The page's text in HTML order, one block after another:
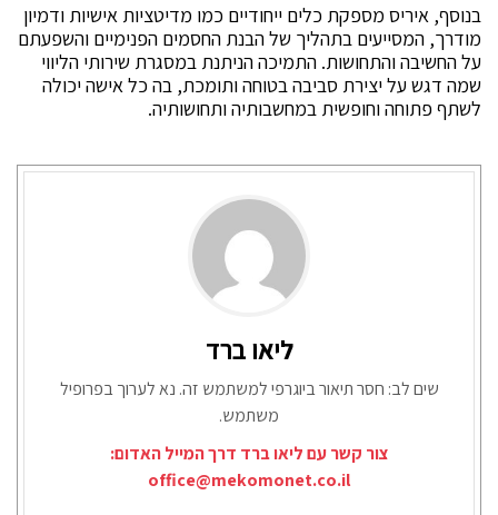
בנוסף, איריס מספקת כלים ייחודיים כמו מדיטציות אישיות ודמיון
מודרך, המסייעים בתהליך של הבנת החסמים הפנימיים והשפעתם
על החשיבה והתחושות. התמיכה הניתנת במסגרת שירותי הליווי
שמה דגש על יצירת סביבה בטוחה ותומכת, בה כל אישה יכולה
לשתף פתוחה וחופשית במחשבותיה ותחושותיה.
ליאו ברד
שים לב: חסר תיאור ביוגרפי למשתמש זה. נא לערוך בפרופיל
משתמש.
צור קשר עם ליאו ברד דרך המייל האדום:
office@mekomonet.co.il